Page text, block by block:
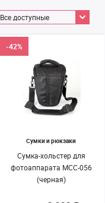
Все доступные
Сумки и рюкзаки
Сумка-хольстер для
фотоаппарата MCC-056
(черная)
-42%